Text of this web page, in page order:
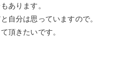
あります。
自分は思っていますので。
頂きたいです。